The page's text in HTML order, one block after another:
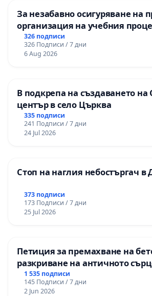
За незабавно осигуряване на
организация на учебния
гарантиране на правото на
и качествено образование на
ОУ „Княз Александър I“ и
326 подписи
326 Подписи / 7 дни
6 Aug 2026
В подкрепа на създаването
център в село Църква
335 подписи
241 Подписи / 7 дни
24 Jul 2026
Стоп на наглия небостъргач в
373 подписи
173 Подписи / 7 дни
25 Jul 2026
Петиция за премахване на
разкриване на античното
Могиланската могила във
1 535 подписи
145 Подписи / 7 дни
2 Jun 2026